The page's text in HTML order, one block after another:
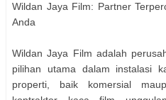
Wildan Jaya Film: Partner
Anda
Wildan Jaya Film adalah
pilihan utama dalam instalasi
properti, baik komersial